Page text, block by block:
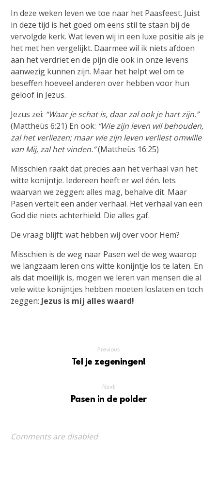
In deze weken leven we toe naar het Paasfeest. Juist
in deze tijd is het goed om eens stil te staan bij de
vervolgde kerk. Wat leven wij in een luxe positie als je
het met hen vergelijkt. Daarmee wil ik niets afdoen
aan het verdriet en de pijn die ook in onze levens
aanwezig kunnen zijn. Maar het helpt wel om te
beseffen hoeveel anderen over hebben voor hun
geloof in Jezus.
Jezus zei: “Waar je schat is, daar zal ook je hart zijn.”
(Mattheüs 6:21) En ook: “Wie zijn leven wil behouden,
zal het verliezen; maar wie zijn leven verliest omwille
van Mij, zal het vinden.”(Mattheüs 16:25)
Misschien raakt dat precies aan het verhaal van het
witte konijntje. Iedereen heeft er wel één. Iets
waarvan we zeggen: alles mag, behalve dit. Maar
Pasen vertelt een ander verhaal. Het verhaal van een
God die niets achterhield. Die alles gaf.
De vraag blijft: wat hebben wij over voor Hem?
Misschien is de weg naar Pasen wel de weg waarop
we langzaam leren ons witte konijntje los te laten. En
als dat moeilijk is, mogen we leren van mensen die al
vele witte konijntjes hebben moeten loslaten en toch
zeggen: Jezus is mij alles waard!
Previous
Tel je zegeningen!
Next
Pasen in de polder
Comments are disabled